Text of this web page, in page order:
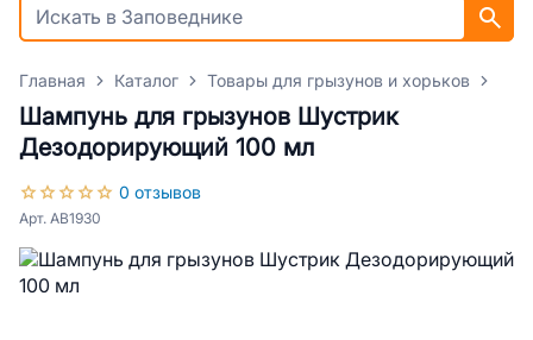
Главная Каталог Товары для грызунов и хорьков
Шампунь для грызунов Шустрик
Дезодорирующий 100 мл
0 отзывов
Арт. AB1930